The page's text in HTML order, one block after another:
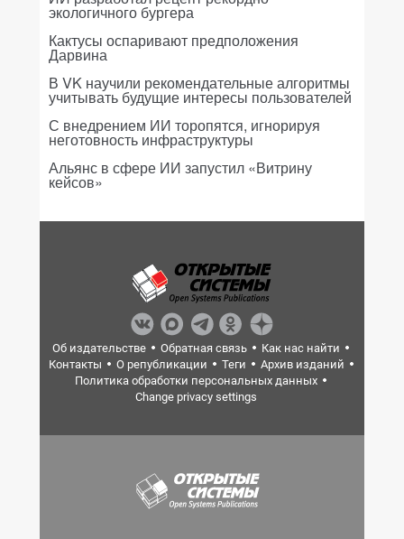
экологичного бургера
Кактусы оспаривают предположения
Дарвина
В VK научили рекомендательные алгоритмы
учитывать будущие интересы пользователей
С внедрением ИИ торопятся, игнорируя
неготовность инфраструктуры
Альянс в сфере ИИ запустил «Витрину
кейсов»
Об издательстве Обратная связь
Как нас найти
Контакты
О републикации Теги
Архив изданий
Политика обработки персональных данных
Change privacy settings